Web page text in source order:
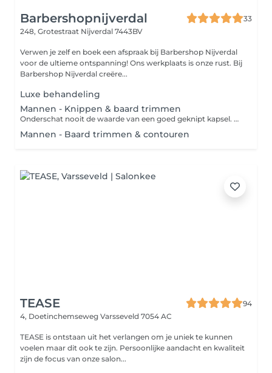
Barbershopnijverdal
33
248, Grotestraat Nijverdal 7443BV
Verwen je zelf en boek een afspraak bij Barbershop Nijverdal
voor de ultieme ontspanning! Ons werkplaats is onze rust. Bij
Barbershop Nijverdal creëre...
Luxe behandeling
Mannen - Knippen & baard trimmen
Onderschat nooit de waarde van een goed geknipt kapsel. Of je nu kort, lang, stijl of krullend haar hebt, de specialist helpt je bij het creëren van het kapsel die het beste bij jou past. Zo wordt er door middel van verschillende technieken waaronder knippen, tondeuse en contouren de perfecte coupe aangemeten. Combineer een knipbeurt met het bijwerken van je baard en je look is weer compleet!
Mannen - Baard trimmen & contouren
TEASE
94
4, Doetinchemseweg Varsseveld 7054 AC
TEASE is ontstaan uit het verlangen om je uniek te kunnen
voelen maar dit ook te zijn. Persoonlijke aandacht en kwaliteit
zijn de focus van onze salon...